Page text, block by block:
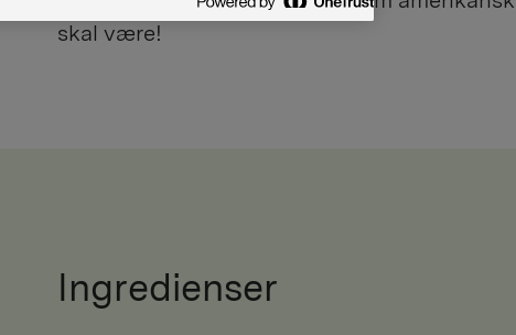
skal være!
Ingredienser